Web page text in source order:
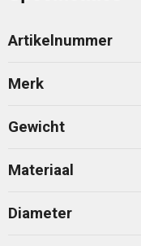
Artikelnummer
Merk
Gewicht
Materiaal
Diameter